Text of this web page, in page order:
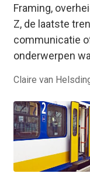
Framing,
Z, de laatste
communicatie
onderwerpen
Claire van